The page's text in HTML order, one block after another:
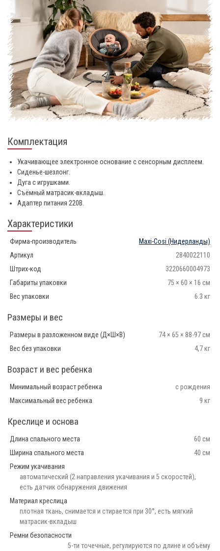
Комплектация
Укачивающее электронное основание с сенсорным дисплеем.
Сиденье-шезлонг.
Дуга с игрушками.
Съёмный матрасик-вкладыш.
Адаптер питания 220В.
Характеристики
Фирма-производитель Maxi-Cosi (Нидерланды)
Артикул
2840022110
Штрих-код
3220660004973
Габариты упаковки
75 × 60 × 16 см
Вес упаковки
6.3 кг
Размеры и вес
Размеры в разложенном виде (Д×Ш×В)
74 × 65 × 88-97 см
Вес без упаковки
4,7 кг
Возраст и вес ребенка
Минимальный возраст ребенка
с рождения
Максимальный вес ребенка
9 кг
Креслице и основа
Длина спального места
60 см
Ширина спального места
40 см
Режим укачивания
автоматический (2 направления укачивания и 5 скоростей),
есть датчик обнаружения движения
Материал креслица
плотная ткань, снимается и стирается при 30°, есть мягкий
матрасик-вкладыш
Ремни безопасности
5-ти точечные, регулируются по длине и объёму